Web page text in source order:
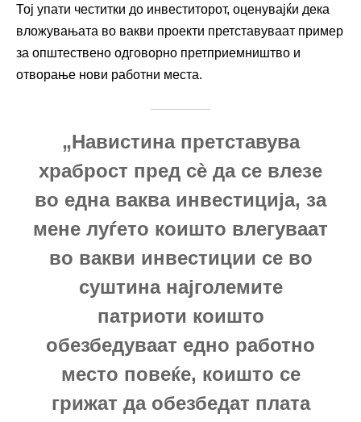
Тој упати честитки до инвеститорот, оценувајќи дека
вложувањата во вакви проекти претставуваат пример
за општествено одговорно претприемништво и
отворање нови работни места.
„Навистина претставува
храброст пред сè да се влезе
во една ваква инвестиција, за
мене луѓето коишто влегуваат
во вакви инвестиции се во
суштина најголемите
патриоти коишто
обезбедуваат едно работно
место повеќе, коишто се
грижат да обезбедат плата